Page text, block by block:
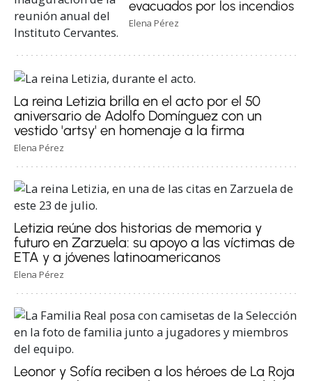
evacuados por los incendios
Elena Pérez
La reina Letizia brilla en el acto por el 50
aniversario de Adolfo Domínguez con un
vestido 'artsy' en homenaje a la firma
Elena Pérez
Letizia reúne dos historias de memoria y
futuro en Zarzuela: su apoyo a las víctimas de
ETA y a jóvenes latinoamericanos
Elena Pérez
Leonor y Sofía reciben a los héroes de La Roja